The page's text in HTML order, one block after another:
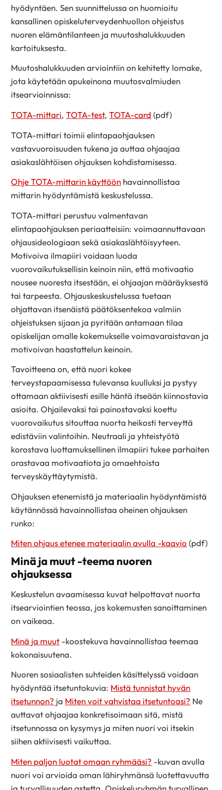
hyödyntäen. Sen suunnittelussa on huomioitu
kansallinen opiskeluterveydenhuollon ohjeistus
nuoren elämäntilanteen ja muutoshalukkuuden
kartoituksesta.
Muutoshalukkuuden arviointiin on kehitetty lomake,
jota käytetään apukeinona muutosvalmiuden
itsearvioinnissa:
TOTA-mittari,TOTA-test,TOTA-card (pdf)
TOTA-mittari toimii elintapaohjauksen
vastavuoroisuuden tukena ja auttaa ohjaajaa
asiakaslähtöisen ohjauksen kohdistamisessa.
Ohje TOTA-mittarin käyttöön havainnollistaa
mittarin hyödyntämistä keskustelussa.
TOTA-mittari perustuu valmentavan
elintapaohjauksen periaatteisiin: voimaannuttavaan
ohjausideologiaan sekä asiakaslähtöisyyteen.
Motivoiva ilmapiiri voidaan luoda
vuorovaikutuksellisin keinoin niin, että motivaatio
nousee nuoresta itsestään, ei ohjaajan määräyksestä
tai tarpeesta. Ohjauskeskustelussa tuetaan
ohjattavan itsenäistä päätöksentekoa valmiin
ohjeistuksen sijaan ja pyritään antamaan tilaa
opiskelijan omalle kokemukselle voimavaraistavan ja
motivoivan haastattelun keinoin.
Tavoitteena on, että nuori kokee
terveystapaamisessa tulevansa kuulluksi ja pystyy
ottamaan aktiivisesti esille häntä itseään kiinnostavia
asioita. Ohjailevaksi tai painostavaksi koettu
vuorovaikutus sitouttaa nuorta heikosti terveyttä
edistäviin valintoihin. Neutraali ja yhteistyötä
korostava luottamuksellinen ilmapiiri tukee parhaiten
orastavaa motivaatiota ja omaehtoista
terveyskäyttäytymistä.
Ohjauksen etenemistä ja materiaalin hyödyntämistä
käytännössä havainnollistaa oheinen ohjauksen
runko:
Miten ohjaus etenee materiaalin avulla -kaavio (pdf)
Minä ja muut -teema nuoren
ohjauksessa
Keskustelun avaamisessa kuvat helpottavat nuorta
itsearviointien teossa, jos kokemusten sanoittaminen
on vaikeaa.
Minä ja muut -koostekuva havainnollistaa teemaa
kokonaisuutena.
Nuoren sosiaalisten suhteiden käsittelyssä voidaan
hyödyntää itsetuntokuvia: Mistä tunnistat hyvän
itsetunnon? ja Miten voit vahvistaa itsetuntoasi? Ne
auttavat ohjaajaa konkretisoimaan sitä, mistä
itsetunnossa on kysymys ja miten nuori voi itsekin
siihen aktiivisesti vaikuttaa.
Miten paljon luotat omaan ryhmääsi? -kuvan avulla
nuori voi arvioida oman lähiryhmänsä luotettavuutta